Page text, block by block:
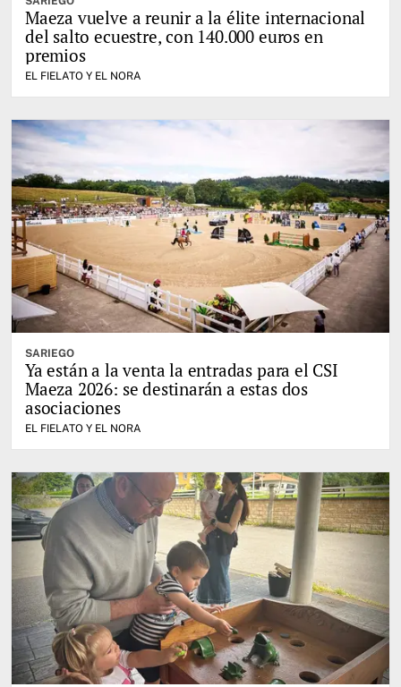
Maeza vuelve a reunir a la élite internacional
del salto ecuestre, con 140.000 euros en
premios
EL FIELATO Y EL NORA
SARIEGO
Ya están a la venta la entradas para el CSI
Maeza 2026: se destinarán a estas dos
asociaciones
EL FIELATO Y EL NORA